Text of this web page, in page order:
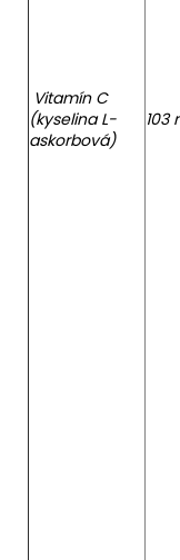
Vitamín C
(kyselina L-
askorbová)
103